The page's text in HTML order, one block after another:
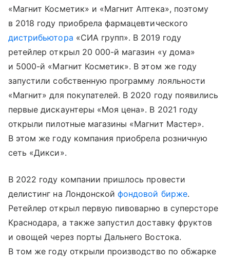
«Магнит Косметик» и «Магнит Аптека», поэтому
в 2018 году приобрела фармацевтического
дистрибьютора «СИА групп». В 2019 году
ретейлер открыл 20 000-й магазин «у дома»
и 5000-й «Магнит Косметик». В этом же году
запустили собственную программу лояльности
«Магнит» для покупателей. В 2020 году появились
первые дискаунтеры «Моя цена». В 2021 году
открыли пилотные магазины «Магнит Мастер».
В этом же году компания приобрела розничную
сеть «Дикси».
В 2022 году компании пришлось провести
делистинг на Лондонскойфондовой бирже.
Ретейлер открыл первую пивоварню в суперсторе
Краснодара, а также запустил доставку фруктов
и овощей через порты Дальнего Востока.
В том же году открыли производство по обжарке